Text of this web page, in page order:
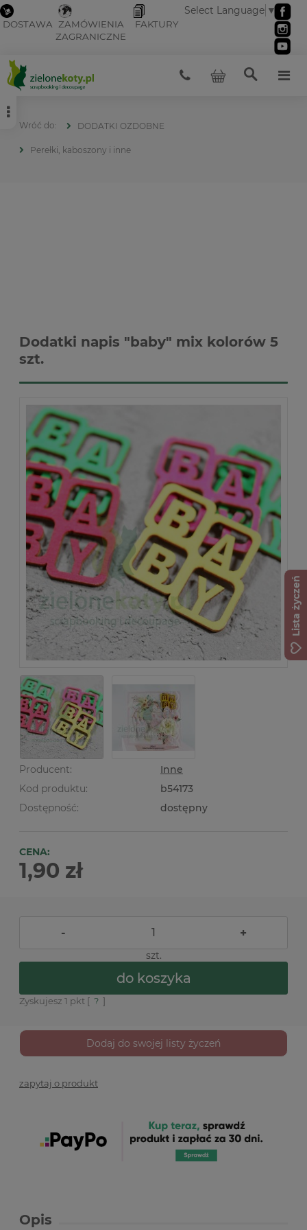
DOSTAWA ZAMÓWIENIA
ZAGRANICZNE
FAKTURY
Select Language ▼
DODATKI OZDOBNE
Perełki, kaboszony i inne
Dodatki napis "baby" mix kolorów 5
szt.
Producent:
Inne
Kod produktu:
b54173
Dostępność:
dostępny
CENA:
1,90 zł
- +
szt.
do koszyka
Zyskujesz 1 pkt [ ? ]
Dodaj do swojej listy życzeń
zapytaj o produkt
Opis
Lista życzeń